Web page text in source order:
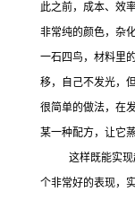
此之前，成本、效
非常纯的颜色，杂
一石四鸟，材料里
移，自己不发光，
很简单的做法，在
某一种配方，让它
这样既能实
个非常好的表现，